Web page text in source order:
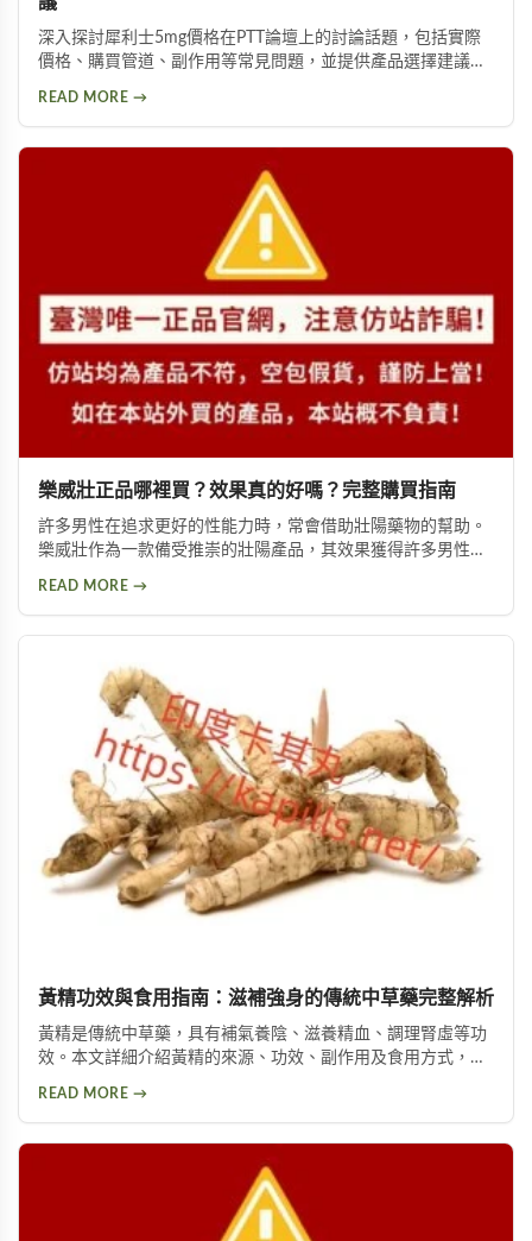
深入探討犀利士5mg價格在PTT論壇上的討論話題，包括實際
價格、購買管道、副作用等常見問題，並提供產品選擇建議，
READ MORE →
樂威壯正品哪裡買？效果真的好嗎？完整購買指南
許多男性在追求更好的性能力時，常會借助壯陽藥物的幫助。
樂威壯作為一款備受推崇的壯陽產品，其效果獲得許多男性朋
READ MORE →
黃精功效與食用指南：滋補強身的傳統中草藥完整解析
黃精是傳統中草藥，具有補氣養陰、滋養精血、調理腎虛等功
效。本文詳細介紹黃精的來源、功效、副作用及食用方式，包
READ MORE →